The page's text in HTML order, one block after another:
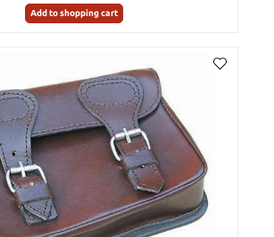
Add to shopping cart